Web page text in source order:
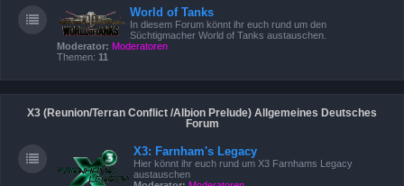
World of Tanks
In diesem Forum könnt ihr euch rund um den
Süchtigmacher World of Tanks austauschen.
Moderator: Moderatoren
Themen: 11
X3 (Reunion/Terran Conflict /Albion Prelude) Allgemeines Deutsches
Forum
X3: Farnham's Legacy
Hier könnt ihr euch rund um X3 Farnhams Legacy
austauschen